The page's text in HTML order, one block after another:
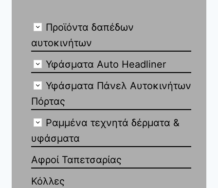
Προϊόντα δαπέδων
αυτοκινήτων
Υφάσματα Auto Headliner
Υφάσματα Πάνελ Αυτοκινήτων
Πόρτας
Ραμμένα τεχνητά δέρματα &
υφάσματα
Αφροί Ταπετσαρίας
Κόλλες